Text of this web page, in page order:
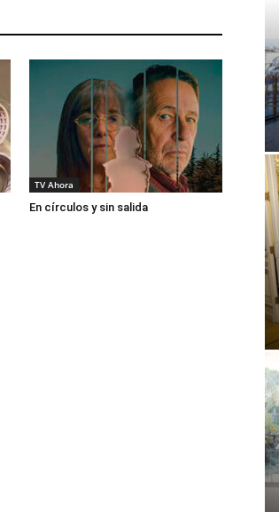
TV Ahora
En círculos y sin salida